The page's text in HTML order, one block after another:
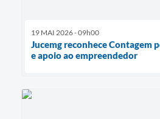
19 MAI 2026 - 09h00
Jucemg reconhece Contagem
e apoio ao empreendedor